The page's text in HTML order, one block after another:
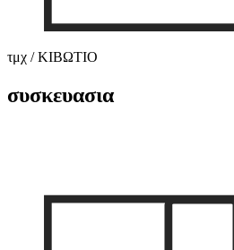
τμχ / ΚΙΒΩΤΙΟ
συσκευασια